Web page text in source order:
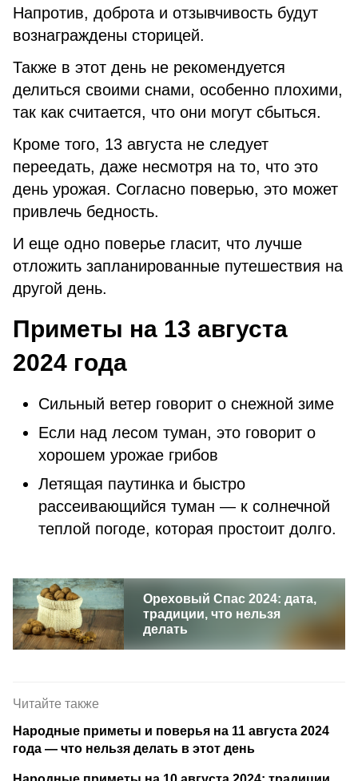
Напротив, доброта и отзывчивость будут
вознаграждены сторицей.
Также в этот день не рекомендуется
делиться своими снами, особенно плохими,
так как считается, что они могут сбыться.
Кроме того, 13 августа не следует
переедать, даже несмотря на то, что это
день урожая. Согласно поверью, это может
привлечь бедность.
И еще одно поверье гласит, что лучше
отложить запланированные путешествия на
другой день.
Приметы на 13 августа
2024 года
Сильный ветер говорит о снежной зиме
Если над лесом туман, это говорит о
хорошем урожае грибов
Летящая паутинка и быстро
рассеивающийся туман — к солнечной
теплой погоде, которая простоит долго.
Ореховый Спас 2024: дата,
традиции, что нельзя
делать
Читайте также
Народные приметы и поверья на 11 августа 2024
года — что нельзя делать в этот день